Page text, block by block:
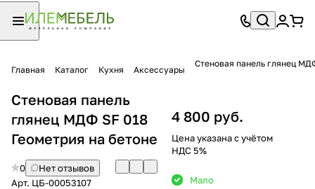
Главная Каталог Кухня Аксессуары
Стеновая панель глянец
Стеновая панель
глянец МДФ SF 018
Геометрия на бетоне
0
Нет отзывов
Арт. ЦБ-00053107
4 800 руб.
Цена указана с учётом
НДС 5%
Мало